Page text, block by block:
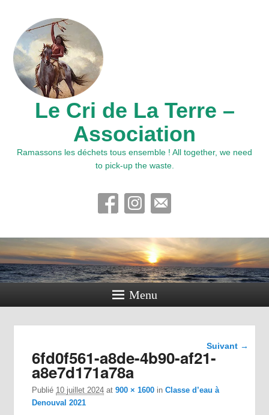
Le Cri de La Terre –
Association
Ramassons les déchets tous ensemble ! All together, we need
to pick-up the waste.
Menu
Navigation
Suivant →
6fd0f561-a8de-4b90-af21-
a8e7d171a78a
Publié 10 juillet 2024 at900 × 1600 inClasse d’eau à
Denouval 2021